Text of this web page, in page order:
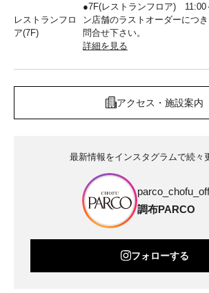
レストランフロ
ア(7F)
●7F(レストランフロア)
ン店舗のラストオーダーにつ
問合せ下さい。
詳細を見る
アクセス・施設案内
最新情報をインスタグラムで続々
調布PARCO
フォローする